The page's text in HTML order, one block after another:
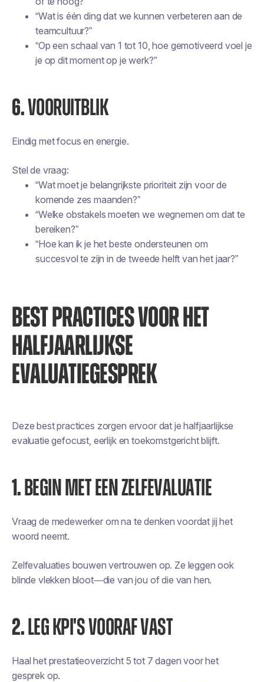
“Wat is één ding dat we kunnen verbeteren aan de
teamcultuur?”
“Op een schaal van 1 tot 10, hoe gemotiveerd voel je
je op dit moment op je werk?”
6.VOORUITBLIK
Eindig met focus en energie.
Stel de vraag:
“Wat moet je belangrijkste prioriteit zijn voor de
komende zes maanden?”
“Welke obstakels moeten we wegnemen om dat te
bereiken?”
“Hoe kan ik je het beste ondersteunen om
succesvol te zijn in de tweede helft van het jaar?”
BEST PRACTICES VOOR HET
HALFJAARLIJKSE
EVALUATIEGESPREK
Deze best practices zorgen ervoor dat je halfjaarlijkse
evaluatie gefocust, eerlijk en toekomstgericht blijft.
1. BEGIN MET EEN ZELFEVALUATIE
Vraag de medewerker om na te denken voordat jij het
woord neemt.
Zelfevaluaties bouwen vertrouwen op. Ze leggen ook
blinde vlekken bloot—die van jou of die van hen.
2. LEG KPI'S VOORAF VAST
Haal het prestatieoverzicht 5 tot 7 dagen voor het
gesprek op.